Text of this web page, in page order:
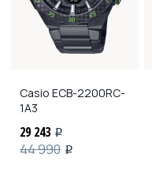
Casio ECB-2200RC-
1A3
29 243 i
44 990 i